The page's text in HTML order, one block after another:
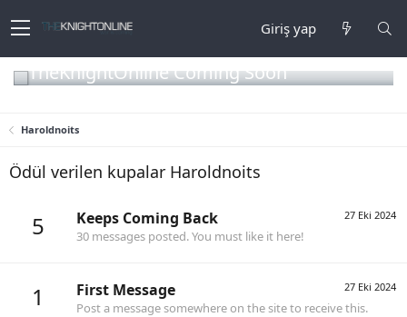
Giriş yap
TheKnightOnline Coming Soon
Haroldnoits
Ödül verilen kupalar Haroldnoits
5 27 Eki 2024
Keeps Coming Back
30 messages posted. You must like it here!
1 27 Eki 2024
First Message
Post a message somewhere on the site to receive this.